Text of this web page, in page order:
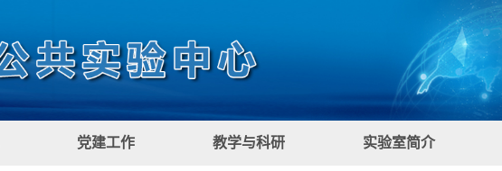
党建工作 教学与科研 实验室简介